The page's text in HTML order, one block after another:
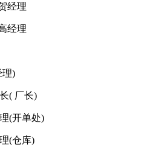
经理
经理
理)
( 厂长)
(开单处)
(仓库)